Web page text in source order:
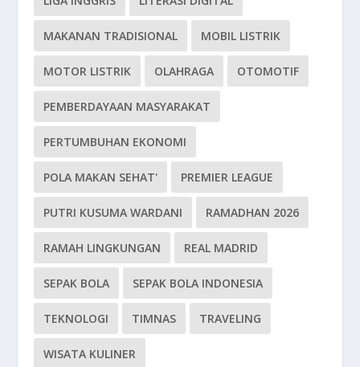
MAKANAN TRADISIONAL MOBIL LISTRIK
MOTOR LISTRIK OLAHRAGA OTOMOTIF
PEMBERDAYAAN MASYARAKAT
PERTUMBUHAN EKONOMI
POLA MAKAN SEHAT' PREMIER LEAGUE
PUTRI KUSUMA WARDANI RAMADHAN 2026
RAMAH LINGKUNGAN REAL MADRID
SEPAK BOLA SEPAK BOLA INDONESIA
TEKNOLOGI TIMNAS TRAVELING
WISATA KULINER